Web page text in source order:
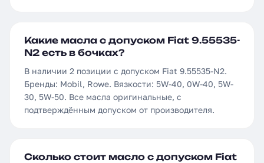
Какие масла с допуском Fiat 9.55535-
N2 есть в бочках?
В наличии 2 позиции с допуском Fiat 9.55535-N2.
Бренды: Mobil, Rowe. Вязкости: 5W-40, 0W-40, 5W-
30, 5W-50. Все масла оригинальные, с
подтверждённым допуском от производителя.
Сколько стоит масло с допуском Fiat